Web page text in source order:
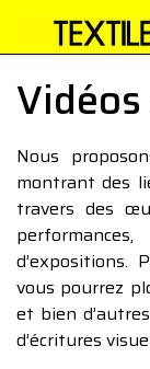
Nous
montrant des
travers des
d’expositions.
vous pourrez
et bien
d’écritures